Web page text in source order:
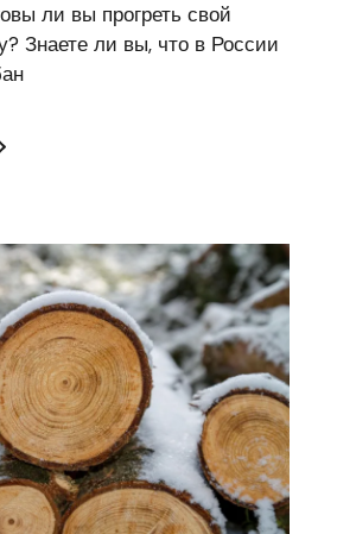
ли вы прогреть свой
Знаете ли вы, что в России